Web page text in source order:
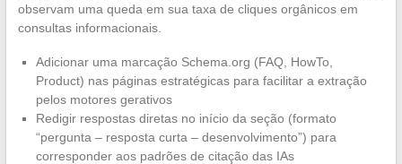
observam uma queda em sua taxa de cliques orgânicos em
consultas informacionais.
Adicionar uma marcação Schema.org (FAQ, HowTo,
Product) nas páginas estratégicas para facilitar a extração
pelos motores gerativos
Redigir respostas diretas no início da seção (formato
“pergunta – resposta curta – desenvolvimento”) para
corresponder aos padrões de citação das IAs